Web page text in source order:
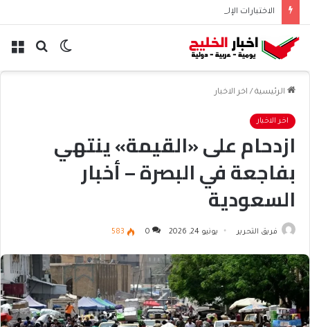
الاختبارات الإلكترونية في منصة مدرستي | خطوات أداء الاختبارات
بحث الوضع
الرئيسية / اخر الاخبار
اخر الاخبار
ازدحام على «القيمة» ينتهي
بفاجعة في البصرة – أخبار
السعودية
فريق التحرير يونيو 24, 2026 0
583